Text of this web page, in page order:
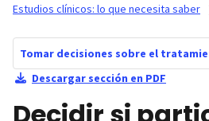
Estudios clínicos: lo que necesita saber
Tomar decisiones sobre el
Descargar sección en PDF